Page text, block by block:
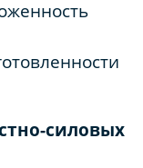
силовых